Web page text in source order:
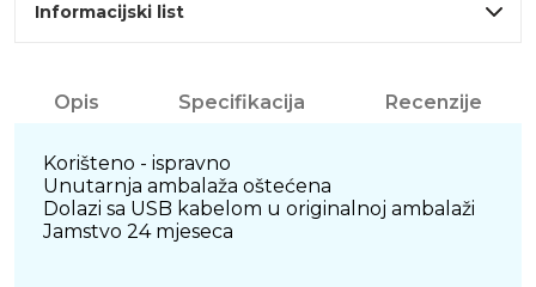
Informacijski list
Opis Specifikacija Recenzije
Korišteno - ispravno
Unutarnja ambalaža oštećena
Dolazi sa USB kabelom u originalnoj ambalaži
Jamstvo 24 mjeseca